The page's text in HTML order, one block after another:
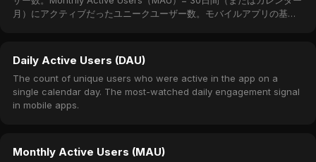
月）にアクティブだったユニークユーザー数。モバイルアプリの基本
Daily Active Users (DAU)
The count of unique users who were active in the app on a
single calendar day. The most-watched daily engagement signal
in mobile apps.
Monthly Active Users (MAU)